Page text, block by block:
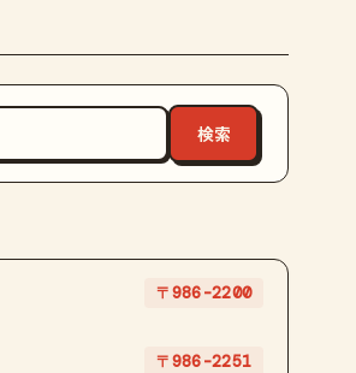
〒986-2200
〒986-2251